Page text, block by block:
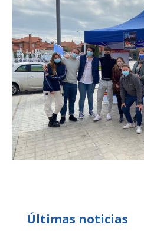
Últimas noticias